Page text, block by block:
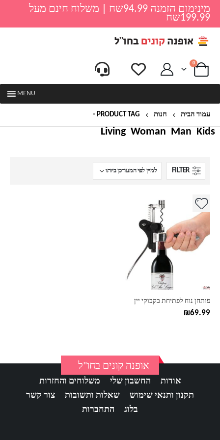
מינימום הזמנה 94.99שח | משלוח חינם מעל
199.99שח
0
MENU
עמוד הבית חנות PRODUCT TAG -
Kids
Man
Woman
Living
FILTER
פותחן נוח לפתיחת בקבוקי יין
₪69.99
למוצר
יש
מספר
סוגים.
האפשרויות
המוצר
אופנה קונים בחו"ל
אודות החשבון שלי
משלוחים והחזרות
תקנון ותנאי שימוש
שאלות ותשובות
צור קשר
בלוג
התחברות